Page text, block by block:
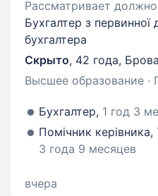
Рассматривает
Бухгалтер з первинної
бухгалтера
Скрыто, 42 года,
Высшее образование ·
Бухгалтер, 1 год 3
Помічник керівника,
3 года 9 месяцев
вчера